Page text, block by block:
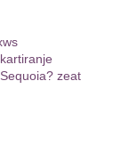
zeat